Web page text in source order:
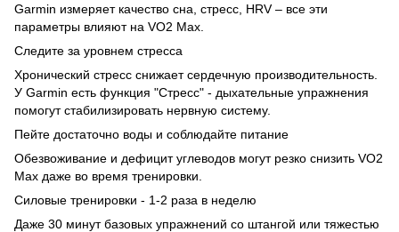
Garmin измеряет качество сна, стресс, HRV – все эти
параметры влияют на VO2 Max.
Следите за уровнем стресса
Хронический стресс снижает сердечную производительность.
У Garmin есть функция "Стресс" - дыхательные упражнения
помогут стабилизировать нервную систему.
Пейте достаточно воды и соблюдайте питание
Обезвоживание и дефицит углеводов могут резко снизить VO2
Max даже во время тренировки.
Силовые тренировки - 1-2 раза в неделю
Даже 30 минут базовых упражнений со штангой или тяжестью